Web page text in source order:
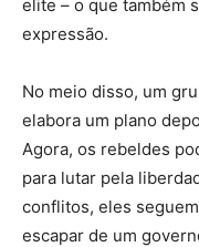
elite – o que também
expressão.
No meio disso, um
elabora um plano
Agora, os rebeldes
para lutar pela
conflitos, eles
escapar de um